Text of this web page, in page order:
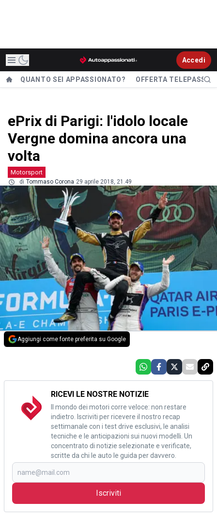
Accedi
QUANTO SEI APPASSIONATO? OFFERTA TELEPASS
ePrix di Parigi: l'idolo locale
Vergne domina ancora una
volta
Motorsport
di Tommaso Corona 29 aprile 2018, 21.49
Aggiungi come fonte preferita su Google
RICEVI LE NOSTRE NOTIZIE
Il mondo dei motori corre veloce: non restare
indietro. Iscriviti per ricevere il nostro recap
settimanale con i test drive esclusivi, le analisi
tecniche e le anticipazioni sui nuovi modelli. Un
concentrato di notizie selezionate e verificate,
scritte da chi le auto le guida per davvero.
Iscriviti